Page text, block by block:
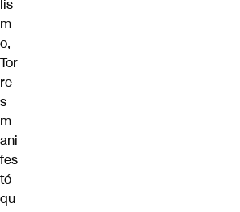
lis
m
o,
Tor
re
s
m
ani
fes
tó
qu